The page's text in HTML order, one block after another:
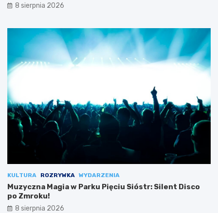
8 sierpnia 2026
KULTURA ROZRYWKA WYDARZENIA
Muzyczna Magia w Parku Pięciu Sióstr: Silent Disco
po Zmroku!
8 sierpnia 2026